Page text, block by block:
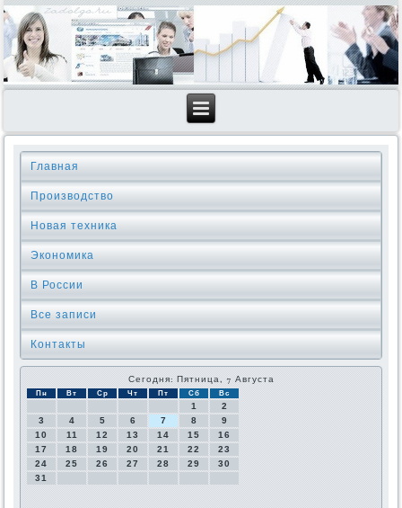
Главная
Производство
Новая техника
Экономика
В России
Все записи
Контакты
Сегодня: Пятница, 7 Августа
Пн Вт Ср Чт Пт Сб Вс
1
2
3
4 5 6 7 8
9
10
11 12 13 14 15
16
17
18 19 20 21 22
23
24
25 26 27 28 29
30
31